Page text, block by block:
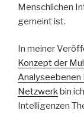
Menschlichen
gemeint ist.
In meiner
Konzept der
Analyseebenen
Netzwerkbin
Intelligenzen